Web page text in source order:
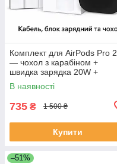
Комплект для AirPods Pro 2
— чохол з карабіном +
швидка зарядка 20W +
кабель Lightning
В наявності
735 ₴ 1 500 ₴
Купити
–51%